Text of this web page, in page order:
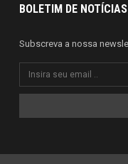
BOLETIM DE NOTÍCIAS
Subscreva a nossa